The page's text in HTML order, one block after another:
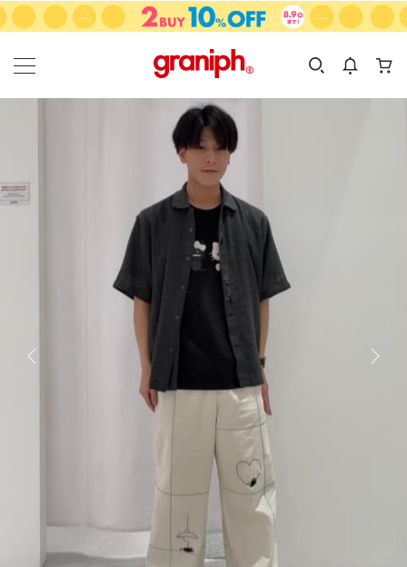
カテゴリーから探す
KIDS
カテゴリ
サイズ